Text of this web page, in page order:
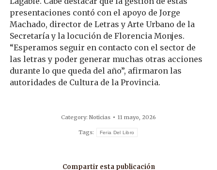
presentaciones contó con el apoyo de Jorge
Machado, director de Letras y Arte Urbano de la
Secretaría y la locución de Florencia Monjes.
“Esperamos seguir en contacto con el sector de
las letras y poder generar muchas otras acciones
durante lo que queda del año”, afirmaron las
autoridades de Cultura de la Provincia.
Category: Noticias 11 mayo, 2026
Tags: Feria Del Libro
Compartir esta publicación